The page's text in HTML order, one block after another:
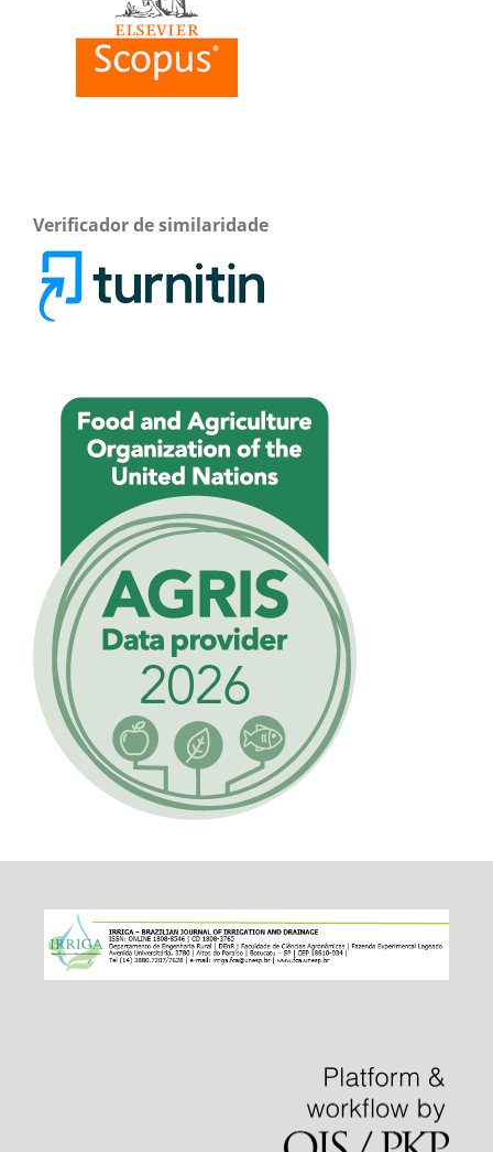
Verificador de similaridade